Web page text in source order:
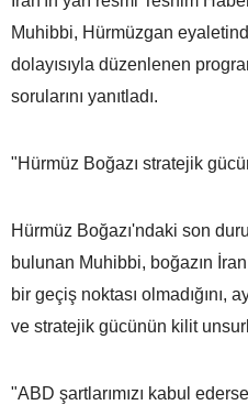
Muhibbi, Hürmüzgan
dolayısıyla düzenlenen
sorularını yanıtladı.
"Hürmüz Boğazı stratejik
Hürmüz Boğazı'ndaki son
bulunan Muhibbi, boğazın
bir geçiş noktası olmadığını,
ve stratejik gücünün kilit
"ABD şartlarımızı kabul